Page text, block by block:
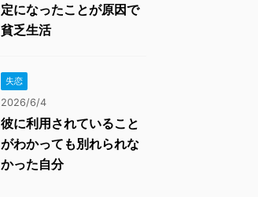
定になったことが原因で
貧乏生活
失恋
2026/6/4
彼に利用されていること
がわかっても別れられな
かった自分